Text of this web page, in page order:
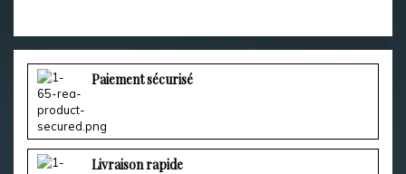
Paiement sécurisé
Livraison rapide